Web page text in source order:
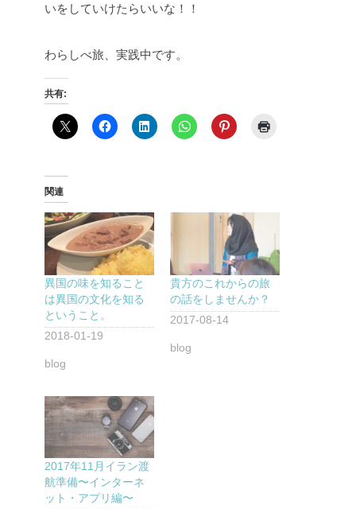
いをしていけたらいいな！！
わらしべ旅、実践中です。
共有:
関連
異国の味を知ること
は異国の文化を知る
ということ。
2018-01-19
blog
貴方のこれからの旅
の話をしませんか？
2017-08-14
blog
2017年11月イラン渡
航準備〜インターネ
ット・アプリ編〜